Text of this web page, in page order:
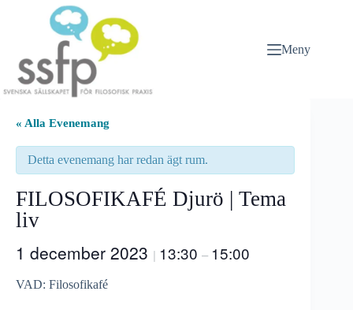
Meny
« Alla Evenemang
Detta evenemang har redan ägt rum.
FILOSOFIKAFÉ Djurö | Tema
liv
1 december 2023 | 13:30 – 15:00
VAD: Filosofikafé